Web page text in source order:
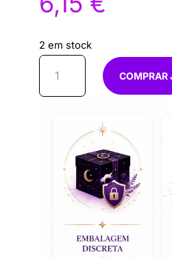
2 em stock
Quantidade
COMPRAR